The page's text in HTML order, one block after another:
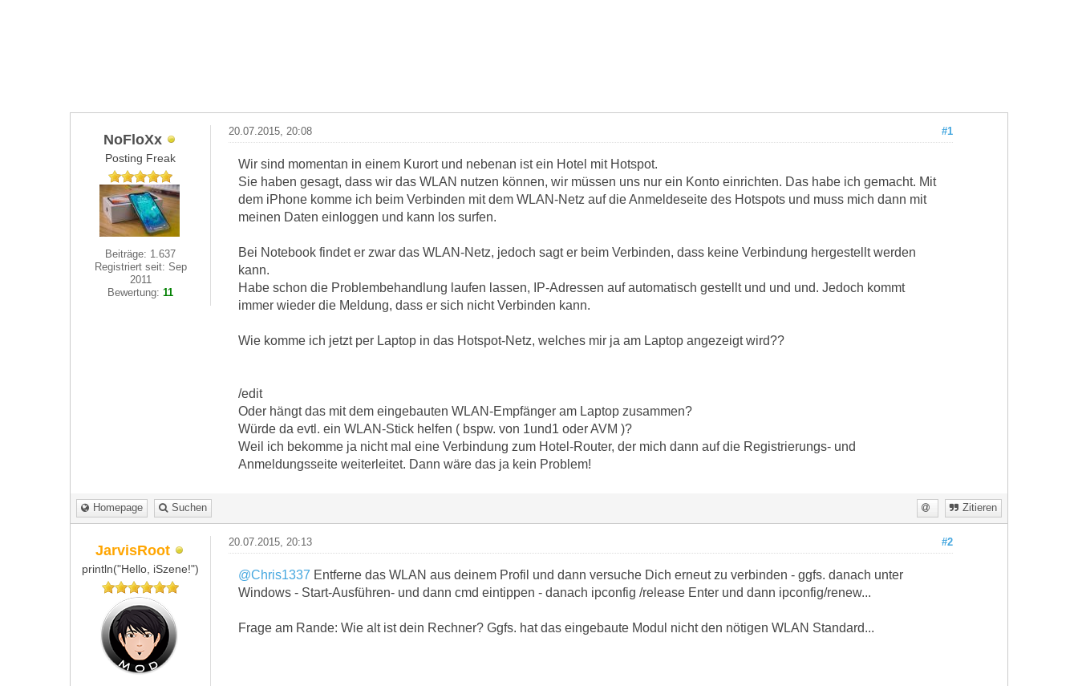
NoFloXx
Posting Freak
Beiträge: 1.637
Registriert seit: Sep
2011
Bewertung:11
#1
20.07.2015, 20:08
Wir sind momentan in einem Kurort und nebenan ist ein Hotel mit Hotspot.
Sie haben gesagt, dass wir das WLAN nutzen können, wir müssen uns nur ein Konto einrichten. Das habe ich gemacht. Mit
dem iPhone komme ich beim Verbinden mit dem WLAN-Netz auf die Anmeldeseite des Hotspots und muss mich dann mit
meinen Daten einloggen und kann los surfen.
Bei Notebook findet er zwar das WLAN-Netz, jedoch sagt er beim Verbinden, dass keine Verbindung hergestellt werden
kann.
Habe schon die Problembehandlung laufen lassen, IP-Adressen auf automatisch gestellt und und und. Jedoch kommt
immer wieder die Meldung, dass er sich nicht Verbinden kann.
Wie komme ich jetzt per Laptop in das Hotspot-Netz, welches mir ja am Laptop angezeigt wird??
/edit
Oder hängt das mit dem eingebauten WLAN-Empfänger am Laptop zusammen?
Würde da evtl. ein WLAN-Stick helfen ( bspw. von 1und1 oder AVM )?
Weil ich bekomme ja nicht mal eine Verbindung zum Hotel-Router, der mich dann auf die Registrierungs- und
Anmeldungsseite weiterleitet. Dann wäre das ja kein Problem!
Homepage Suchen Zitieren
JarvisRoot
println("Hello, iSzene!")
#2
20.07.2015, 20:13
@Chris1337 Entferne das WLAN aus deinem Profil und dann versuche Dich erneut zu verbinden - ggfs. danach unter
Windows - Start-Ausführen- und dann cmd eintippen - danach ipconfig /release Enter und dann ipconfig/renew...
Frage am Rande: Wie alt ist dein Rechner? Ggfs. hat das eingebaute Modul nicht den nötigen WLAN Standard...